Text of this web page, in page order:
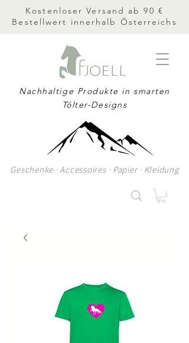
Kostenloser Versand ab 90 €
Bestellwert innerhalb Österreichs
Geschenke · Accessoires · Papier · Kleidung
Nachhaltige Produkte in smarten
Tölter-Designs